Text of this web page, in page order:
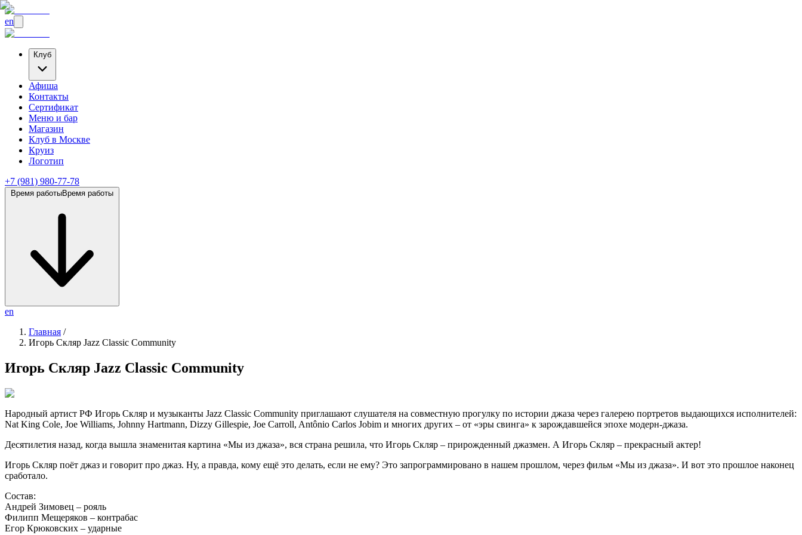
en
Клуб
Афиша
Контакты
Сертификат
Меню и бар
Магазин
Клуб в Москве
Круиз
Логотип
+7 (981) 980-77-78
Время работыВремя работы
en
Главная /
Игорь Скляр Jazz Classic Community
Игорь Скляр Jazz Classic Community
Народный артист РФ Игорь Скляр и музыканты Jazz Classic Community приглашают слушателя на совместную прогулку по истории джаза через галерею портретов выдающихся исполнителей:
Nat King Cole, Joe Williams, Johnny Hartmann, Dizzy Gillespie, Joe Carroll, Antônio Carlos Jobim и многих других – от «эры свинга» к зарождавшейся эпохе модерн-джаза.
Десятилетия назад, когда вышла знаменитая картина «Мы из джаза», вся страна решила, что Игорь Скляр – прирожденный джазмен. А Игорь Скляр – прекрасный актер!
Игорь Скляр поёт джаз и говорит про джаз. Ну, а правда, кому ещё это делать, если не ему? Это запрограммировано в нашем прошлом, через фильм «Мы из джаза». И вот это прошлое наконец
сработало.
Состав:
Андрей Зимовец – рояль
Филипп Мещеряков – контрабас
Егор Крюковских – ударные